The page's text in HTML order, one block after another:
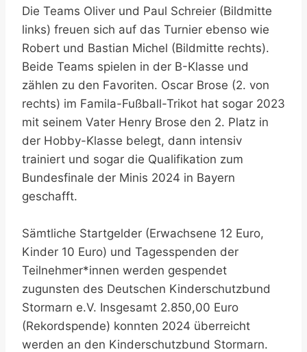
Die Teams Oliver und Paul Schreier (Bildmitte
links) freuen sich auf das Turnier ebenso wie
Robert und Bastian Michel (Bildmitte rechts).
Beide Teams spielen in der B-Klasse und
zählen zu den Favoriten. Oscar Brose (2. von
rechts) im Famila-Fußball-Trikot hat sogar 2023
mit seinem Vater Henry Brose den 2. Platz in
der Hobby-Klasse belegt, dann intensiv
trainiert und sogar die Qualifikation zum
Bundesfinale der Minis 2024 in Bayern
geschafft.
Sämtliche Startgelder (Erwachsene 12 Euro,
Kinder 10 Euro) und Tagesspenden der
Teilnehmer*innen werden gespendet
zugunsten des Deutschen Kinderschutzbund
Stormarn e.V. Insgesamt 2.850,00 Euro
(Rekordspende) konnten 2024 überreicht
werden an den Kinderschutzbund Stormarn.